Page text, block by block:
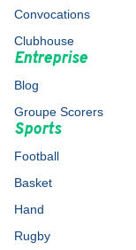
Convocations
Clubhouse
Entreprise
Blog
Groupe Scorers
Sports
Football
Basket
Hand
Rugby